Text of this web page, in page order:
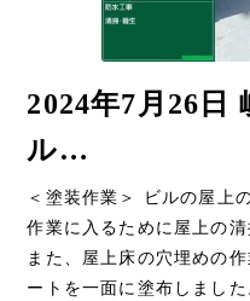
2024年7月26日
ル…
＜塗装作業＞ ビルの屋上
作業に入るために屋上の
また、屋上床の穴埋めの
ートを一面に塗布しました